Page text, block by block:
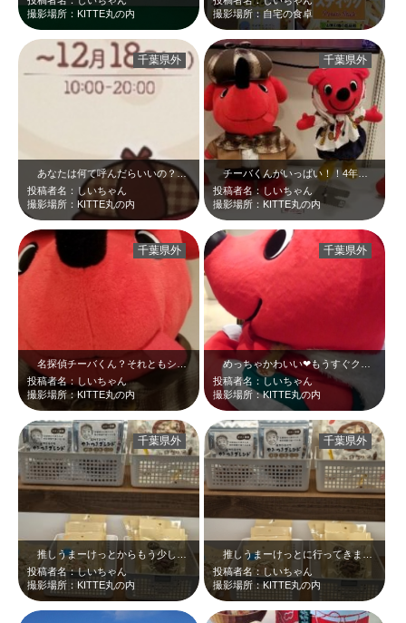
撮影場所：KITTE丸の内
撮影場所：自宅の食卓
あなたは何て呼んだらいいの？名探偵チーバくん？シャーロックチーバくん？どっち…
投稿者名：しいちゃん
撮影場所：KITTE丸の内
千葉県外
チーバくんがいっぱい！！4年前のお写真、懐かしいな～☆探偵スタイルにほっかむ…
投稿者名：しいちゃん
撮影場所：KITTE丸の内
千葉県外
名探偵チーバくん？それともシャーロックチーバくん？何を探しているの？新しい出…
投稿者名：しいちゃん
撮影場所：KITTE丸の内
千葉県外
投稿者名：しいちゃん
撮影場所：KITTE丸の内
千葉県外
投稿者名：しいちゃん
撮影場所：KITTE丸の内
千葉県外
推しうまーけっとに行ってきましたよー＼(^o^) ／千葉県ブースでは、落花生…
投稿者名：しいちゃん
撮影場所：KITTE丸の内
千葉県外